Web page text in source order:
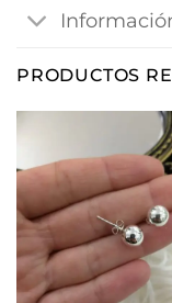
PRODUCTOS